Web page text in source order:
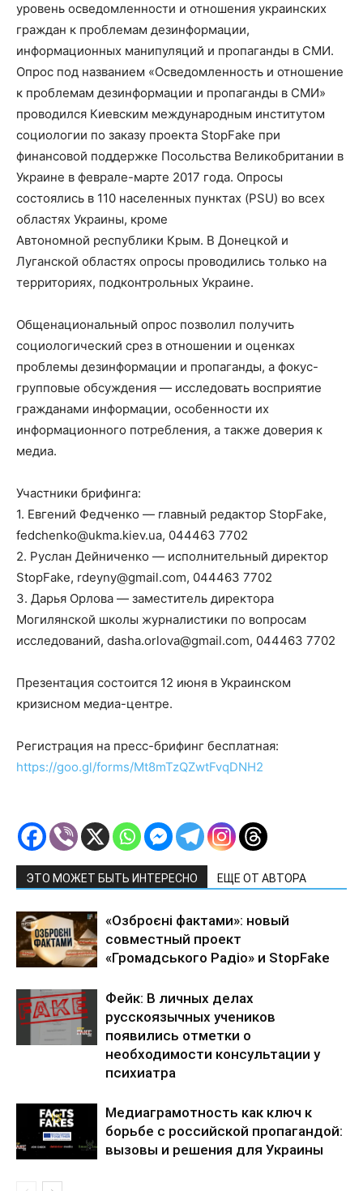
уровень осведомленности и отношения украинских
граждан к проблемам дезинформации,
информационных манипуляций и пропаганды в СМИ.
Опрос под названием «Осведомленность и отношение
к проблемам дезинформации и пропаганды в СМИ»
проводился Киевским международным институтом
социологии по заказу проекта StopFake при
финансовой поддержке Посольства Великобритании в
Украине в феврале-марте 2017 года. Опросы
состоялись в 110 населенных пунктах (PSU) во всех
областях Украины, кроме
Автономной республики Крым. В Донецкой и
Луганской областях опросы проводились только на
территориях, подконтрольных Украине.
Общенациональный опрос позволил получить
социологический срез в отношении и оценках
проблемы дезинформации и пропаганды, а фокус-
групповые обсуждения — исследовать восприятие
гражданами информации, особенности их
информационного потребления, а также доверия к
медиа.
Участники брифинга:
1. Евгений Федченко — главный редактор StopFake,
fedchenko@ukma.kiev.ua, 044463 7702
2. Руслан Дейниченко — исполнительный директор
StopFake, rdeyny@gmail.com, 044463 7702
3. Дарья Орлова — заместитель директора
Могилянской школы журналистики по вопросам
исследований, dasha.orlova@gmail.com, 044463 7702
Презентация состоится 12 июня в Украинском
кризисном медиа-центре.
Регистрация на пресс-брифинг бесплатная:
https://goo.gl/forms/Mt8mTzQZwtFvqDNH2
ЭТО МОЖЕТ БЫТЬ ИНТЕРЕСНО ЕЩЕ ОТ АВТОРА
«Озброєні фактами»: новый
совместный проект
«Громадського Радіо» и StopFake
Фейк: В личных делах
русскоязычных учеников
появились отметки о
необходимости консультации у
психиатра
Медиаграмотность как ключ к
борьбе с российской пропагандой:
вызовы и решения для Украины